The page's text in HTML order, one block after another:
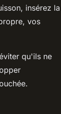
insérez la
vos
qu'ils ne